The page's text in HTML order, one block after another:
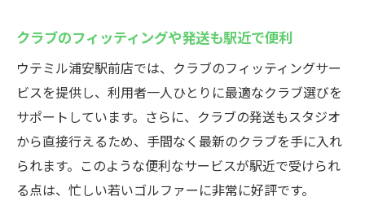
クラブのフィッティングや発送も駅近で便利
ウテミル浦安駅前店では、クラブのフィッティングサー
ビスを提供し、利用者一人ひとりに最適なクラブ選びを
サポートしています。さらに、クラブの発送もスタジオ
から直接行えるため、手間なく最新のクラブを手に入れ
られます。このような便利なサービスが駅近で受けられ
る点は、忙しい若いゴルファーに非常に好評です。